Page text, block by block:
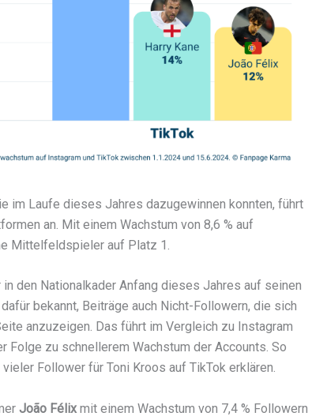
im Laufe dieses Jahres dazugewinnen konnten, führt
an. Mit einem Wachstum von 8,6 % auf
Mittelfeldspieler auf Platz 1.
den Nationalkader Anfang dieses Jahres auf seinen
bekannt, Beiträge auch Nicht-Followern, die sich
anzuzeigen. Das führt im Vergleich zu Instagram
zu schnellerem Wachstum der Accounts. So
Follower für Toni Kroos auf TikTok erklären.
João Félixmit einem Wachstum von 7,4 % Followern